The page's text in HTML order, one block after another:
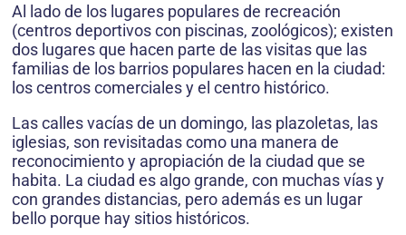
Al lado de los lugares populares de recreación
(centros deportivos con piscinas, zoológicos); existen
dos lugares que hacen parte de las visitas que las
familias de los barrios populares hacen en la ciudad:
los centros comerciales y el centro histórico.
Las calles vacías de un domingo, las plazoletas, las
iglesias, son revisitadas como una manera de
reconocimiento y apropiación de la ciudad que se
habita. La ciudad es algo grande, con muchas vías y
con grandes distancias, pero además es un lugar
bello porque hay sitios históricos.